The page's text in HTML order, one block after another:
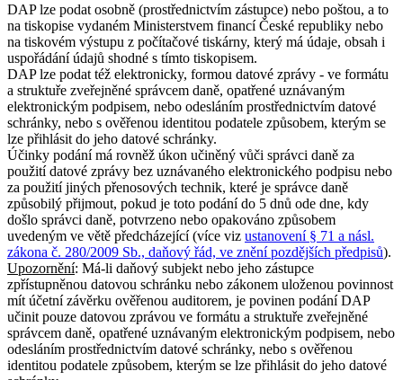
DAP lze podat osobně (prostřednictvím zástupce) nebo poštou, a to
na tiskopise vydaném Ministerstvem financí České republiky nebo
na tiskovém výstupu z počítačové tiskárny, který má údaje, obsah i
uspořádání údajů shodné s tímto tiskopisem.
DAP lze podat též elektronicky, formou datové zprávy - ve formátu
a struktuře zveřejněné správcem daně, opatřené uznávaným
elektronickým podpisem, nebo odesláním prostřednictvím datové
schránky, nebo s ověřenou identitou podatele způsobem, kterým se
lze přihlásit do jeho datové schránky.
Účinky podání má rovněž úkon učiněný vůči správci daně za
použití datové zprávy bez uznávaného elektronického podpisu nebo
za použití jiných přenosových technik, které je správce daně
způsobilý přijmout, pokud je toto podání do 5 dnů ode dne, kdy
došlo správci daně, potvrzeno nebo opakováno způsobem
uvedeným ve větě předcházející (více viz ustanovení § 71 a násl.
zákona č. 280/2009 Sb., daňový řád, ve znění pozdějších předpisů).
Upozornění: Má-li daňový subjekt nebo jeho zástupce
zpřístupněnou datovou schránku nebo zákonem uloženou povinnost
mít účetní závěrku ověřenou auditorem, je povinen podání DAP
učinit pouze datovou zprávou ve formátu a struktuře zveřejněné
správcem daně, opatřené uznávaným elektronickým podpisem, nebo
odesláním prostřednictvím datové schránky, nebo s ověřenou
identitou podatele způsobem, kterým se lze přihlásit do jeho datové